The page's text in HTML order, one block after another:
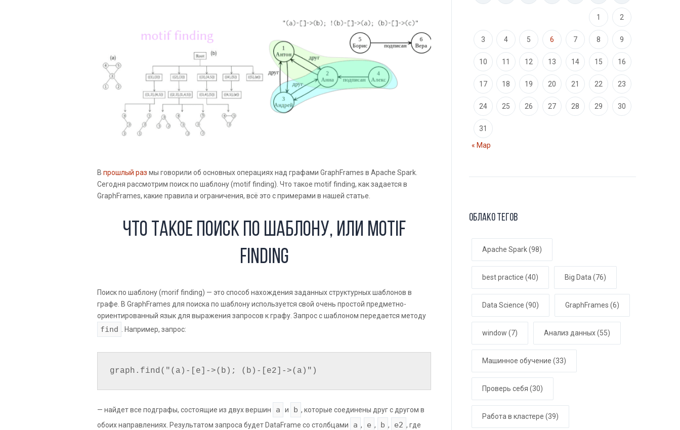
В прошлый раз мы говорили об основных операциях над графами GraphFrames в Apache Spark.
Сегодня рассмотрим поиск по шаблону (motif finding). Что такое motif finding, как задается в
GraphFrames, какие правила и ограничения, всё это с примерами в нашей статье.
Что такое поиск по шаблону, или motif
finding
Поиск по шаблону (morif finding) — это способ нахождения заданных структурных шаблонов в
графе. В GraphFrames для поиска по шаблону используется свой очень простой предметно-
ориентированный язык для выражения запросов к графу. Запрос с шаблоном передается методу
find . Например, запрос:
— найдет все подграфы, состоящие из двух вершин a и b , которые соединены друг с другом в
обоих направлениях. Результатом запроса будет DataFrame со столбцами
a , e , b , e2 , где
1 2
3 4 5 6 7 8 9
10 11 12 13 14 15 16
17 18 19 20 21 22 23
24 25 26 27 28 29 30
31
« Мар
Облако тегов
Apache Spark(98)
best practice (40) Big Data (76)
Data Science (90) GraphFrames (6)
window (7) Анализ данных(55)
Машинное обучение (33)
Проверь себя (30)
Работа в кластере (39)